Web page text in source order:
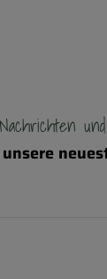
Nachrichten